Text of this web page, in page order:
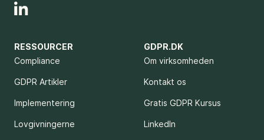
RESSOURCER
Compliance
GDPR Artikler
Implementering
Lovgivningerne
GDPR.DK
Om virksomheden
Kontakt os
Gratis GDPR Kursus
LinkedIn